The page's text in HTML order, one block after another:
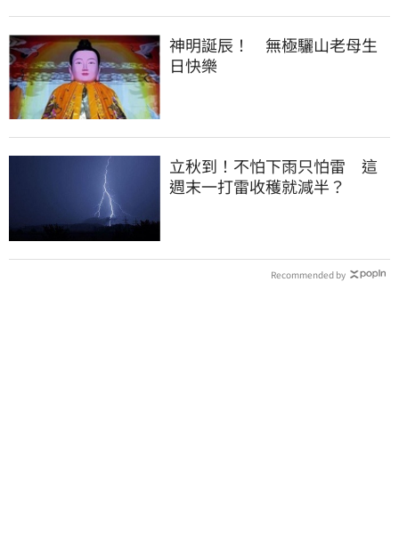
神明誕辰！ 無極驪山老母生
日快樂
立秋到！不怕下雨只怕雷 這
週末一打雷收穫就減半？
Recommended by